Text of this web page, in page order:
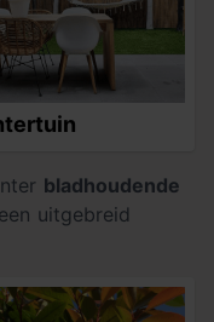
bladhoudende
uitgebreid